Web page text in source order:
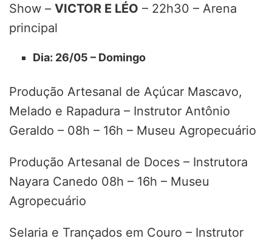
Show – VICTOR E LÉO – 22h30 – Arena
principal
Dia: 26/05 – Domingo
Produção Artesanal de Açúcar Mascavo,
Melado e Rapadura – Instrutor Antônio
Geraldo – 08h – 16h – Museu Agropecuário
Produção Artesanal de Doces – Instrutora
Nayara Canedo 08h – 16h – Museu
Agropecuário
Selaria e Trançados em Couro – Instrutor